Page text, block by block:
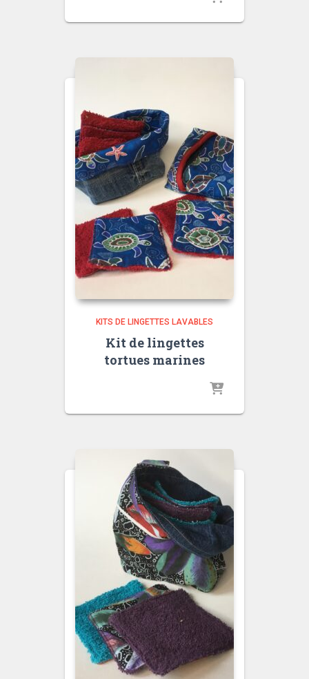
KITS DE LINGETTES LAVABLES
Kit de lingettes
tortues marines